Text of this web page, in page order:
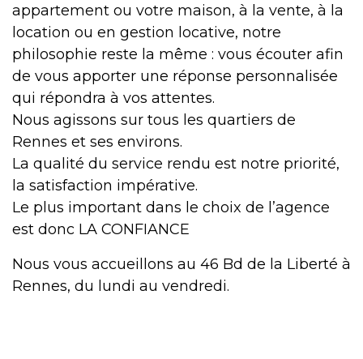
appartement ou votre maison, à la vente, à la
location ou en gestion locative, notre
philosophie reste la même : vous écouter afin
de vous apporter une réponse personnalisée
qui répondra à vos attentes.
Nous agissons sur tous les quartiers de
Rennes et ses environs.
La qualité du service rendu est notre priorité,
la satisfaction impérative.
Le plus important dans le choix de l’agence
est donc LA CONFIANCE
Nous vous accueillons au 46 Bd de la Liberté à
Rennes, du lundi au vendredi.